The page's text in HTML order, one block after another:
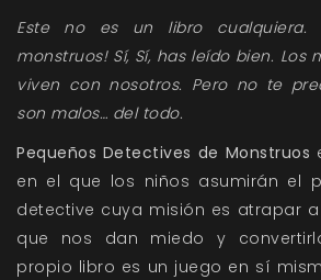
Este no es un libro cualquiera.
monstruos! Sí, Sí, has leído bien. Los
viven con nosotros. Pero no te
son malos… del todo.
Pequeños Detectives de Monstruos
en el que los niños asumirán el
detective cuya misión es atrapar
que nos dan miedo y
propio libro es un juego en sí